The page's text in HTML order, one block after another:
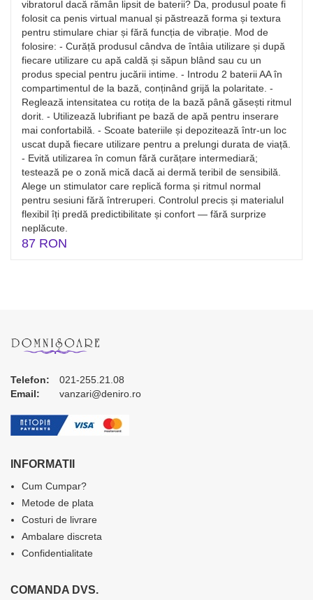
vibratorul dacă rămân lipsit de baterii? Da, produsul poate fi
folosit ca penis virtual manual și păstrează forma și textura
pentru stimulare chiar și fără funcția de vibrație. Mod de
folosire: - Curăță produsul cândva de întâia utilizare și după
fiecare utilizare cu apă caldă și săpun blând sau cu un
produs special pentru jucării intime. - Introdu 2 baterii AA în
compartimentul de la bază, conținând grijă la polaritate. -
Reglează intensitatea cu rotița de la bază până găsești ritmul
dorit. - Utilizează lubrifiant pe bază de apă pentru inserare
mai confortabilă. - Scoate bateriile și depozitează într-un loc
uscat după fiecare utilizare pentru a prelungi durata de viață.
- Evită utilizarea în comun fără curățare intermediară;
testează pe o zonă mică dacă ai dermă teribil de sensibilă.
Alege un stimulator care replică forma și ritmul normal
pentru sesiuni fără întreruperi. Controlul precis și materialul
flexibil îți predă predictibilitate și confort — fără surprize
neplăcute.
87 RON
Telefon:
021-255.21.08
Email:
vanzari@deniro.ro
INFORMATII
Cum Cumpar?
Metode de plata
Costuri de livrare
Ambalare discreta
Confidentialitate
COMANDA DVS.